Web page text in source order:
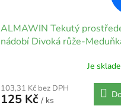
ALMAWIN Tekutý
nádobí Divoká růže-
Je
103,31 Kč bez DPH
125 Kč / ks